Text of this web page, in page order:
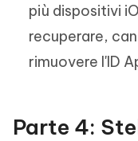
più dispositivi
recuperare,
rimuovere l'ID
Parte 4: